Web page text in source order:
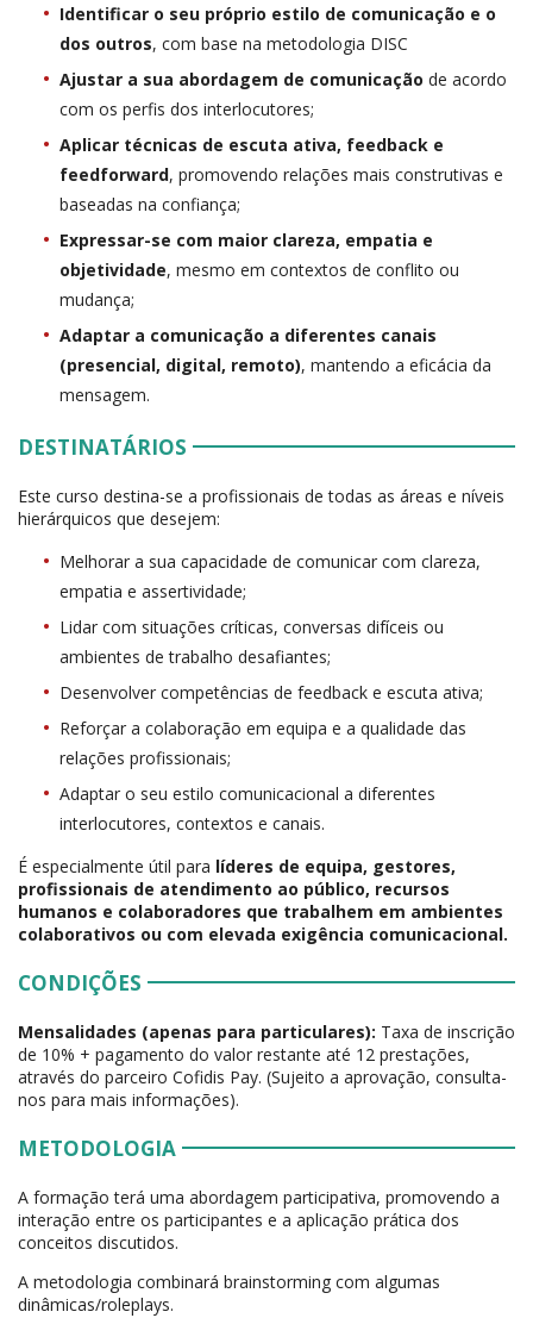
Identificar o seu próprio estilo de comunicação e o
dos outros, com base na metodologia DISC
Ajustar a sua abordagem de comunicação de acordo
com os perfis dos interlocutores;
Aplicar técnicas de escuta ativa, feedback e
feedforward, promovendo relações mais construtivas e
baseadas na confiança;
Expressar-se com maior clareza, empatia e
objetividade, mesmo em contextos de conflito ou
mudança;
Adaptar a comunicação a diferentes canais
(presencial, digital, remoto), mantendo a eficácia da
mensagem.
DESTINATÁRIOS
Este curso destina-se a profissionais de todas as áreas e níveis
hierárquicos que desejem:
Melhorar a sua capacidade de comunicar com clareza,
empatia e assertividade;
Lidar com situações críticas, conversas difíceis ou
ambientes de trabalho desafiantes;
Desenvolver competências de feedback e escuta ativa;
Reforçar a colaboração em equipa e a qualidade das
relações profissionais;
Adaptar o seu estilo comunicacional a diferentes
interlocutores, contextos e canais.
É especialmente útil para líderes de equipa, gestores,
profissionais de atendimento ao público, recursos
humanos e colaboradores que trabalhem em ambientes
colaborativos ou com elevada exigência comunicacional.
CONDIÇÕES
Mensalidades (apenas para particulares): Taxa de inscrição
de 10% + pagamento do valor restante até 12 prestações,
através do parceiro Cofidis Pay. (Sujeito a aprovação, consulta-
nos para mais informações).
METODOLOGIA
A formação terá uma abordagem participativa, promovendo a
interação entre os participantes e a aplicação prática dos
conceitos discutidos.
A metodologia combinará brainstorming com algumas
dinâmicas/roleplays.